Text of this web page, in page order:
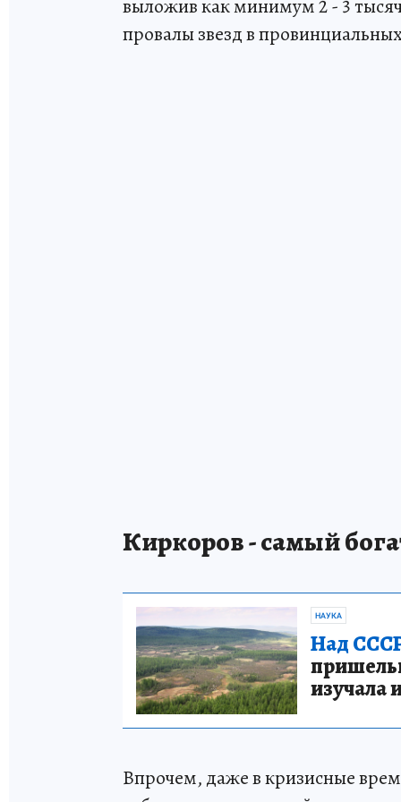
выложив как минимум 2 - 3
провалы звезд в
Киркоров - самый
НАУКА
Над
изучала
Впрочем, даже в кризисные